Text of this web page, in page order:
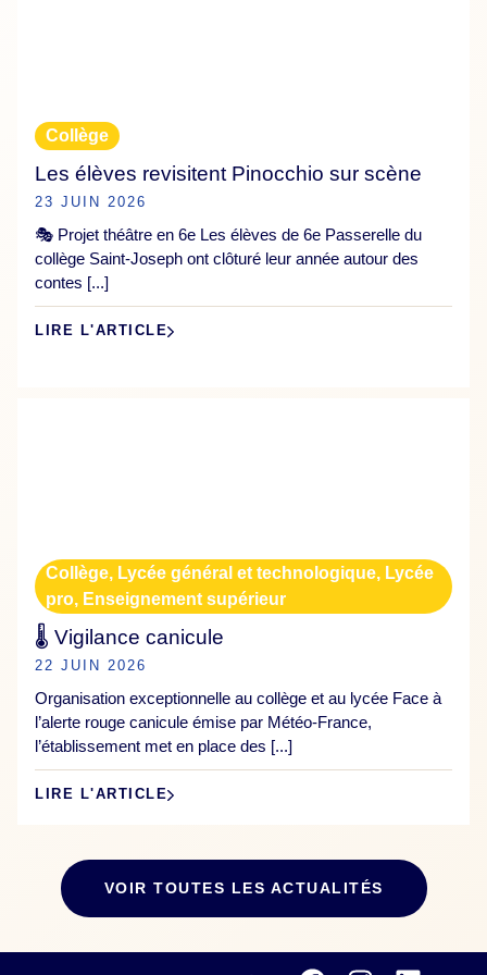
Collège
Les élèves revisitent Pinocchio sur scène
23 JUIN 2026
🎭 Projet théâtre en 6e Les élèves de 6e Passerelle du
collège Saint-Joseph ont clôturé leur année autour des
contes [...]
LIRE L'ARTICLE
Collège, Lycée général et technologique, Lycée
pro, Enseignement supérieur
🌡️ Vigilance canicule
22 JUIN 2026
Organisation exceptionnelle au collège et au lycée Face à
l’alerte rouge canicule émise par Météo-France,
l’établissement met en place des [...]
LIRE L'ARTICLE
VOIR TOUTES LES ACTUALITÉS